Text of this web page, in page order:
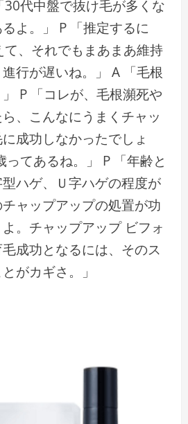
代中盤で抜け毛が多くな
よ。」 P 「推定するに
、それでもまあまあ維持
行が遅いね。」 A 「毛根
P 「コレが、毛根瀕死や
、こんなにうまくチャッ
成功しなかったでしょ
ってあるね。」 P 「年齢と
ハゲ、Ｕ字ハゲの程度が
ャップアップの処置が功
。チャップアップ ビフォ
成功となるには、そのス
がカギさ。」